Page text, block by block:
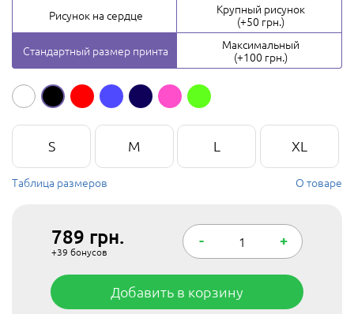
Рисунок на сердце
Крупный рисунок
(+50 грн.)
Стандартный размер принта
Максимальный
(+100 грн.)
S M L XL
Таблица размеров О товаре
789 грн.
+39 бонусов
- +
Добавить в корзину